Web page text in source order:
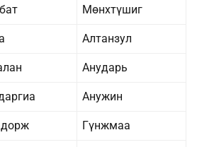
Мөнхтүшиг
Алтанзул
Анударь
Анужин
Гүнжмаа